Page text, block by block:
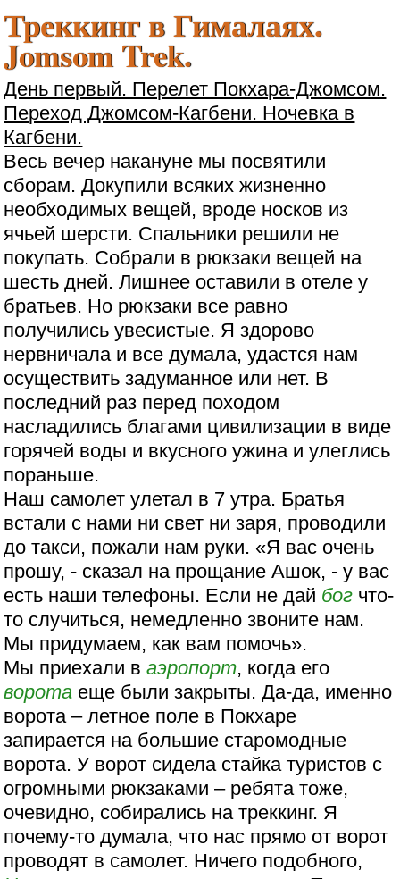
Треккинг в Гималаях.
Jomsom Trek.
День первый. Перелет Покхара-Джомсом.
Переход Джомсом-Кагбени. Ночевка в
Кагбени.
Весь вечер накануне мы посвятили
сборам. Докупили всяких жизненно
необходимых вещей, вроде носков из
ячьей шерсти. Спальники решили не
покупать. Собрали в рюкзаки вещей на
шесть дней. Лишнее оставили в отеле у
братьев. Но рюкзаки все равно
получились увесистые. Я здорово
нервничала и все думала, удастся нам
осуществить задуманное или нет. В
последний раз перед походом
насладились благами цивилизации в виде
горячей воды и вкусного ужина и улеглись
пораньше.
Наш самолет улетал в 7 утра. Братья
встали с нами ни свет ни заря, проводили
до такси, пожали нам руки. «Я вас очень
прошу, - сказал на прощание Ашок, - у вас
есть наши телефоны. Если не дай бог что-
то случиться, немедленно звоните нам.
Мы придумаем, как вам помочь».
Мы приехали ваэропорт, когда его
ворота еще были закрыты. Да-да, именно
ворота – летное поле в Покхаре
запирается на большие старомодные
ворота. У ворот сидела стайка туристов с
огромными рюкзаками – ребята тоже,
очевидно, собирались на треккинг. Я
почему-то думала, что нас прямо от ворот
проводят в самолет. Ничего подобного,